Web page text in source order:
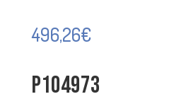
496,26€
P104973